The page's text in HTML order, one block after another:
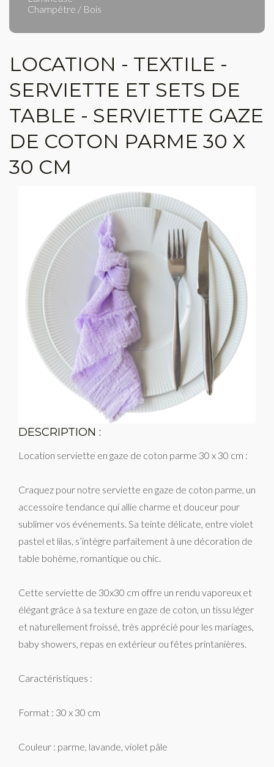
Champêtre / Bois
LOCATION - TEXTILE -
SERVIETTE ET SETS DE
TABLE - SERVIETTE GAZE
DE COTON PARME 30 X
30 CM
DESCRIPTION :
Location serviette en gaze de coton parme 30 x 30 cm :
Craquez pour notre serviette en gaze de coton parme, un
accessoire tendance qui allie charme et douceur pour
sublimer vos événements. Sa teinte délicate, entre violet
pastel et lilas, s’intègre parfaitement à une décoration de
table bohème, romantique ou chic.
Cette serviette de 30x30 cm offre un rendu vaporeux et
élégant grâce à sa texture en gaze de coton, un tissu léger
et naturellement froissé, très apprécié pour les mariages,
baby showers, repas en extérieur ou fêtes printanières.
Caractéristiques :
Format : 30 x 30 cm
Couleur : parme, lavande, violet pâle